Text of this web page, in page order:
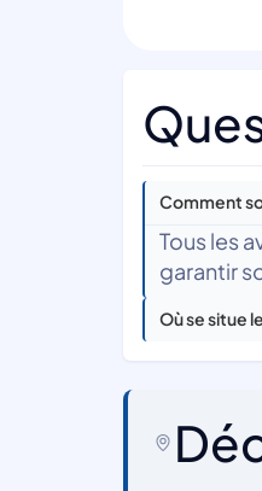
Comment
Tous les
garantir
Où se situe